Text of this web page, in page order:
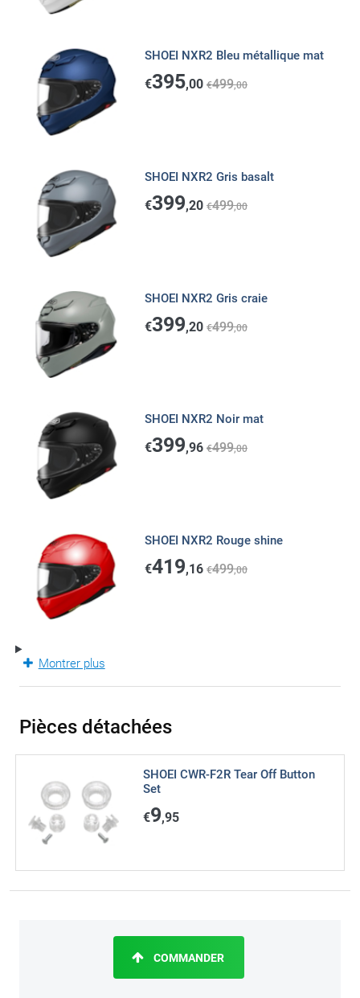
SHOEI NXR2 Bleu métallique mat
€395,00 €499,00
SHOEI NXR2 Gris basalt
€399,20 €499,00
SHOEI NXR2 Gris craie
€399,20 €499,00
SHOEI NXR2 Noir mat
€399,96 €499,00
SHOEI NXR2 Rouge shine
€419,16 €499,00
Montrer plus
Pièces détachées
SHOEI CWR-F2R Tear Off Button
Set
€9,95
COMMANDER